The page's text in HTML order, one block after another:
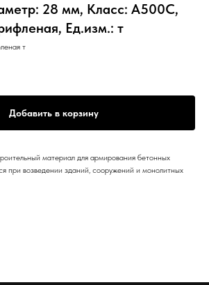
28 мм, Класс: А500С,
Ед.изм.: т
т
Добавить в корзину
материал для армирования бетонных
при возведении зданий, сооружений и монолитных